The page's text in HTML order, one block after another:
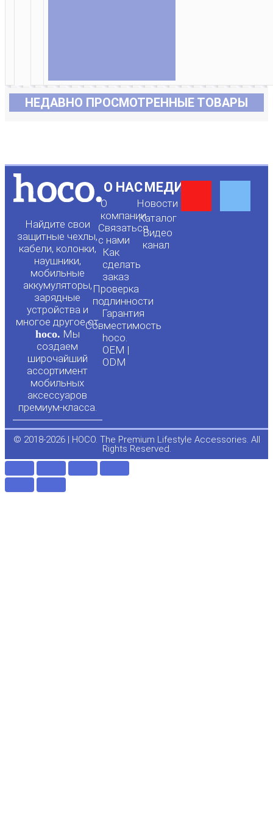
НЕДАВНО ПРОСМОТРЕННЫЕ ТОВАРЫ
Найдите свои
защитные чехлы,
кабели, колонки,
наушники,
мобильные
аккумуляторы,
зарядные
устройства и
многое другое от
hoco. Мы
создаем
широчайший
ассортимент
мобильных
аксессуаров
премиум-класса.
О НАС
О
компании
Связаться
с нами
Как
сделать
заказ
Проверка
подлинности
Гарантия
Совместимость
hoco.
OEM |
ODM
МЕДИА
Новости
Каталог
Видео
канал
-
f
© 2018-2026 | HOCO. The Premium Lifestyle Accessories. All
Rights Reserved.